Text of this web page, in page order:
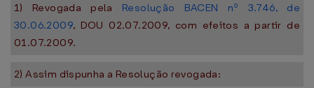
1) Revogada pela Resolução BACEN nº 3.746, de
30.06.2009, DOU 02.07.2009, com efeitos a partir de
01.07.2009.
2) Assim dispunha a Resolução revogada: